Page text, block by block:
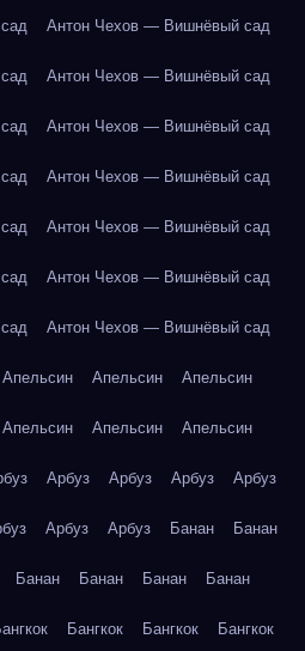
Антон Чехов — Вишнёвый сад
Антон Чехов — Вишнёвый сад
Антон Чехов — Вишнёвый сад
Антон Чехов — Вишнёвый сад
Антон Чехов — Вишнёвый сад
Антон Чехов — Вишнёвый сад
Антон Чехов — Вишнёвый сад
Апельсин Апельсин Апельсин
Апельсин Апельсин Апельсин
Арбуз Арбуз Арбуз Арбуз
Арбуз Арбуз Банан Банан
Банан Банан Банан Банан
Бангкок Бангкок Бангкок